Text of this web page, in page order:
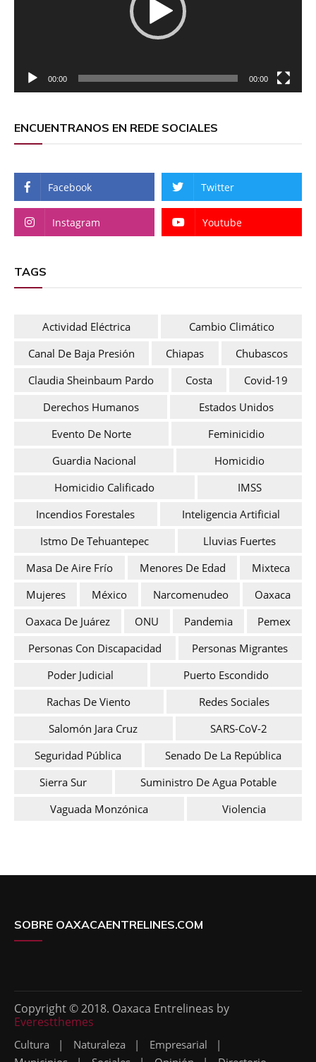
00:00 00:00
ENCUENTRANOS EN REDE SOCIALES
Facebook Twitter
Instagram Youtube
TAGS
Actividad Eléctrica
Cambio Climático
Canal De Baja Presión
Chiapas
Chubascos
Claudia Sheinbaum Pardo
Costa
Covid-19
Derechos Humanos
Estados Unidos
Evento De Norte
Feminicidio
Guardia Nacional
Homicidio
Homicidio Calificado
IMSS
Incendios Forestales
Inteligencia Artificial
Istmo De Tehuantepec
Lluvias Fuertes
Masa De Aire Frío
Menores De Edad
Mixteca
Mujeres
México Narcomenudeo
Oaxaca
Oaxaca De Juárez
ONU Pandemia
Pemex
Personas Con Discapacidad
Personas Migrantes
Poder Judicial
Puerto Escondido
Rachas De Viento
Redes Sociales
Salomón Jara Cruz
SARS-CoV-2
Seguridad Pública
Senado De La República
Sierra Sur
Suministro De Agua Potable
Vaguada Monzónica
Violencia
SOBRE OAXACAENTRELINES.COM
Copyright © 2018. Oaxaca Entrelineas by
Everestthemes
Cultura Naturaleza
Empresarial